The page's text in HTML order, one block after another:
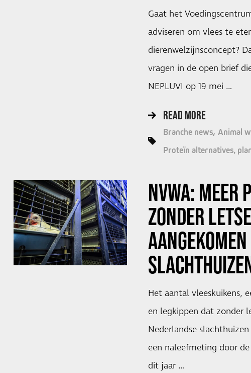
Gaat het
adviseren om vlees te
dierenwelzijnsconcept?
vragen in de open brief
NEPLUVI op 19 mei …
READ MORE
Branche news Animal
Proteïn alternatives,
NVWA: MEER
ZONDER
Het aantal vleeskuikens,
en legkippen dat zonder
Nederlandse
een naleefmeting door
dit jaar …